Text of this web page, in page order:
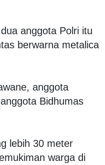
anggota Polri itu
berwarna metalica
anggota
Bidhumas
lebih 30 meter
warga di